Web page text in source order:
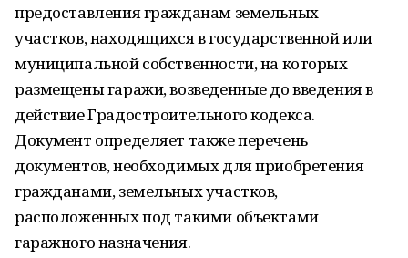
предоставления гражданам земельных
участков, находящихся в государственной или
муниципальной собственности, на которых
размещены гаражи, возведенные до введения в
действие Градостроительного кодекса.
Документ определяет также перечень
документов, необходимых для приобретения
гражданами, земельных участков,
расположенных под такими объектами
гаражного назначения.